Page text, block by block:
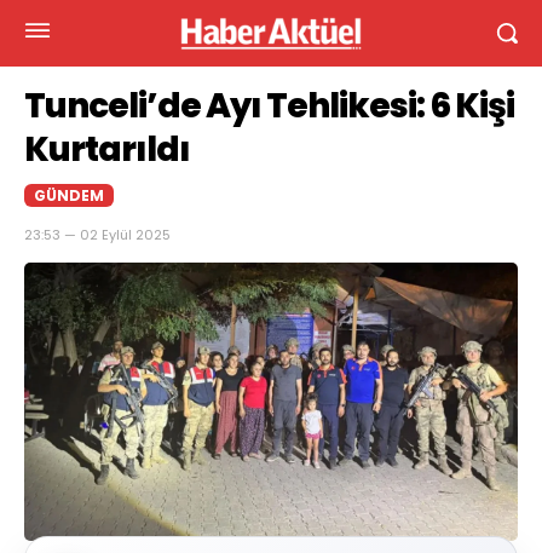
Tunceli’de Ayı Tehlikesi: 6 Kişi
Kurtarıldı
GÜNDEM
23:53 — 02 Eylül 2025